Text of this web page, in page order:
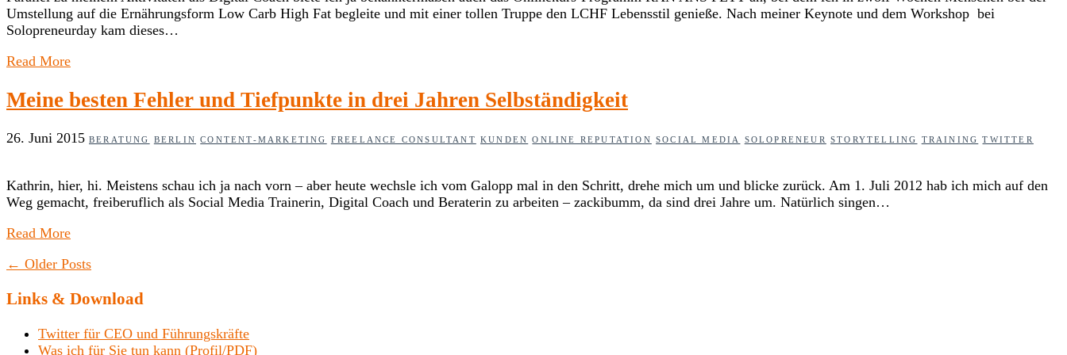
Umstellung auf die Ernährungsform Low Carb High Fat begleite und mit einer tollen Truppe den LCHF Lebensstil genieße. Nach meiner Keynote und dem Workshop bei
Solopreneurday kam dieses…
Read More
Meine besten Fehler und Tiefpunkte in drei Jahren Selbständigkeit
26. Juni 2015 BERATUNG BERLIN CONTENT-MARKETING FREELANCE CONSULTANT KUNDEN ONLINE REPUTATION SOCIAL MEDIA SOLOPRENEUR STORYTELLING TRAINING TWITTER
Kathrin, hier, hi. Meistens schau ich ja nach vorn – aber heute wechsle ich vom Galopp mal in den Schritt, drehe mich um und blicke zurück. Am 1. Juli 2012 hab ich mich auf den
Weg gemacht, freiberuflich als Social Media Trainerin, Digital Coach und Beraterin zu arbeiten – zackibumm, da sind drei Jahre um. Natürlich singen…
Read More
← Older Posts
Links & Download
Twitter für CEO und Führungskräfte
Was ich für Sie tun kann (Profil/PDF)